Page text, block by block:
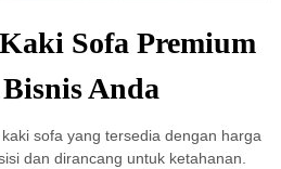
Sofa Premium
Anda
sofa yang tersedia dengan harga
dan dirancang untuk ketahanan.